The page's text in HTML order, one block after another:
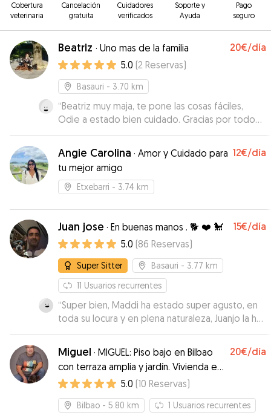
Cobertura
veterinaria
Cancelación
gratuita
Cuidadores
verificados
Soporte y
Ayuda
Pago
seguro
Beatriz · Uno mas de la familia 20€/día
5.0 (2 Reservas)
Basauri - 3.70 km
“Beatriz muy maja, te pone las cosas fáciles,
Odie a estado bien cuidado. Gracias por todo
☺️”
Angie Carolina · Amor y Cuidado para
tu mejor amigo
12€/día
Etxebarri - 3.74 km
Juan jose · En buenas manos . 🐕 ❤️ 🐩 15€/día
5.0 (86 Reservas)
Super Sitter Basauri - 3.77 km
11 Usuarios recurrentes
“Super bien, Maddi ha estado super agusto, en
toda su locura y en plena naturaleza, Juanjo la ha
cuidado muy bien. Muchísimas gracias!!!”
Miguel · MIGUEL: Piso bajo en Bilbao
con terraza amplia y jardín. Vivienda en
zona peatonal.
20€/día
5.0 (10 Reservas)
Bilbao - 5.80 km 1 Usuarios recurrentes